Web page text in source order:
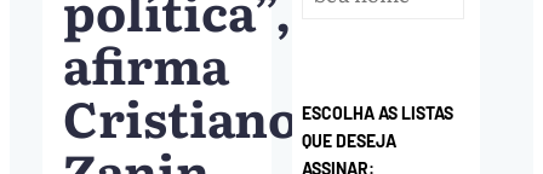
afirma
Cristiano ESCOLHA AS LISTAS
QUE DESEJA
ASSINAR: